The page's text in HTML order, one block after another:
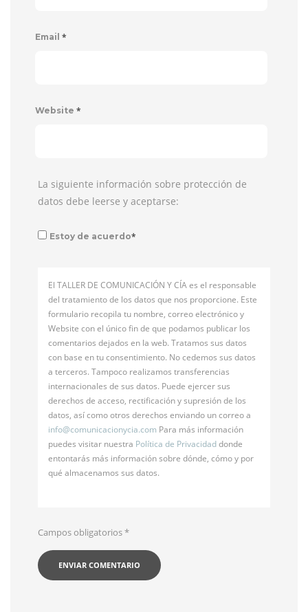
Email *
Website *
La siguiente información sobre protección de
datos debe leerse y aceptarse:
Estoy de acuerdo*
El TALLER DE COMUNICACIÓN Y CÍA es el responsable
del tratamiento de los datos que nos proporcione. Este
formulario recopila tu nombre, correo electrónico y
Website con el único fin de que podamos publicar los
comentarios dejados en la web. Tratamos sus datos
con base en tu consentimiento. No cedemos sus datos
a terceros. Tampoco realizamos transferencias
internacionales de sus datos. Puede ejercer sus
derechos de acceso, rectificación y supresión de los
datos, así como otros derechos enviando un correo a
info@comunicacionycia.com Para más información
puedes visitar nuestra Política de Privacidaddonde
entontarás más información sobre dónde, cómo y por
qué almacenamos sus datos.
Campos obligatorios*